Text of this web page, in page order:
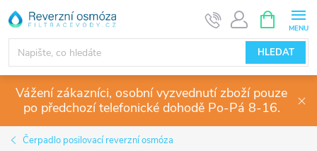
Přejít
na
obsah
HLEDAT
NÁKUPNÍ
KOŠÍK
Vážení zákazníci, osobní vyzvednutí zboží pouze
po předchozí telefonické dohodě Po-Pá 8-16.
Čerpadlo posilovací reverzní osmóza